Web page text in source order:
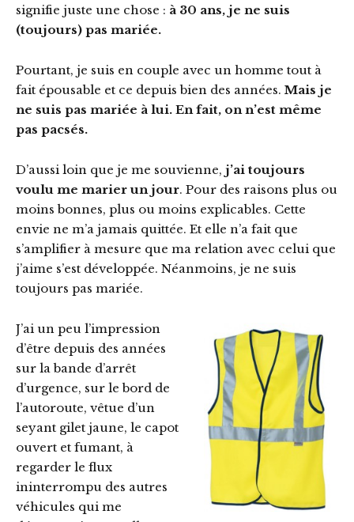
signifie juste une chose : à 30 ans, je ne suis
(toujours) pas mariée.
Pourtant, je suis en couple avec un homme tout à
fait épousable et ce depuis bien des années. Mais je
ne suis pas mariée à lui. En fait, on n’est même
pas pacsés.
D’aussi loin que je me souvienne, j’ai toujours
voulu me marier un jour. Pour des raisons plus ou
moins bonnes, plus ou moins explicables. Cette
envie ne m’a jamais quittée. Et elle n’a fait que
s’amplifier à mesure que ma relation avec celui que
j’aime s’est développée. Néanmoins, je ne suis
toujours pas mariée.
J’ai un peu l’impression
d’être depuis des années
sur la bande d’arrêt
d’urgence, sur le bord de
l’autoroute, vêtue d’un
seyant gilet jaune, le capot
ouvert et fumant, à
regarder le flux
ininterrompu des autres
véhicules qui me